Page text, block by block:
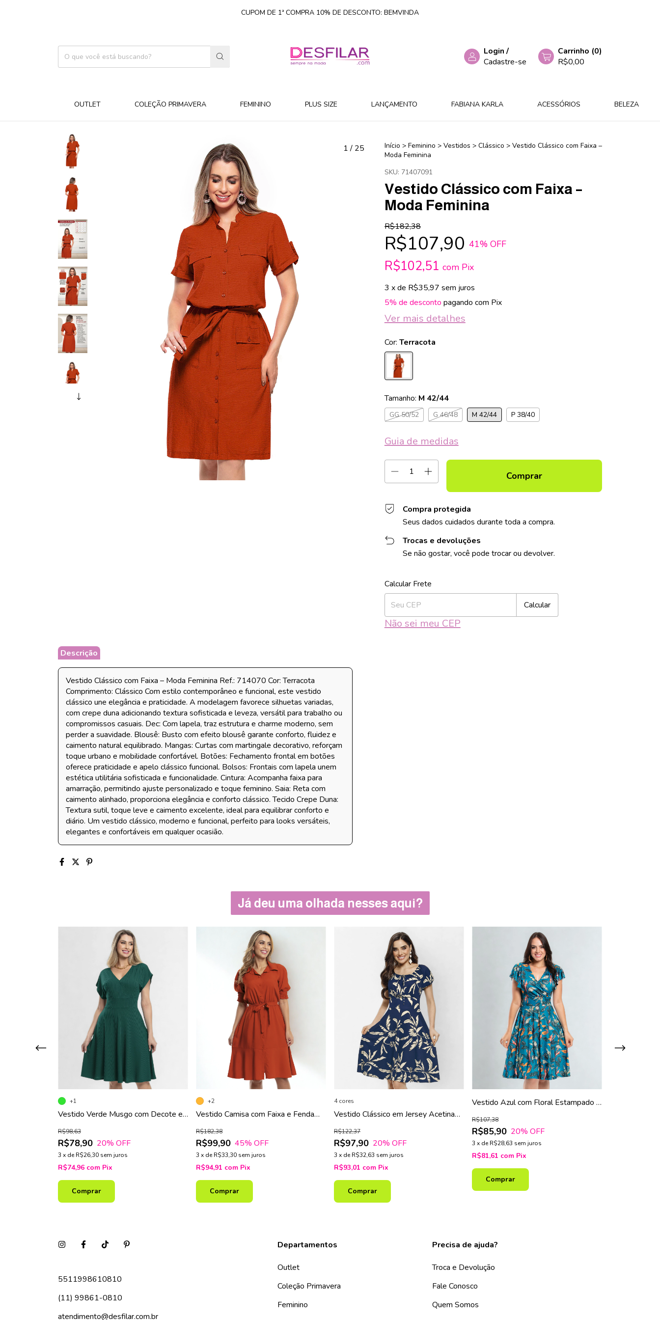
CUPOM DE 1ª COMPRA 10% DE DESCONTO: BEMVINDA
Login /
Cadastre-se
Carrinho (0)
R$0,00
OUTLET COLEÇÃO PRIMAVERA FEMININO PLUS SIZE LANÇAMENTO FABIANA KARLA ACESSÓRIOS BELEZA
1/ 25 Início > Feminino > Vestidos > Clássico > Vestido Clássico com Faixa –
Moda Feminina
SKU: 71407091
Vestido Clássico com Faixa –
Moda Feminina
R$182,38
R$107,90 41% OFF
R$102,51 com Pix
3 x de R$35,97 sem juros
5% de desconto pagando com Pix
Ver mais detalhes
Cor: Terracota
Tamanho: M 42/44
GG 50/52 G 46/48 M 42/44 P 38/40
Guia de medidas
Compra protegida
Seus dados cuidados durante toda a compra.
Trocas e devoluções
Se não gostar, você pode trocar ou devolver.
Entregas para o CEP:
Calcular
Não sei meu CEP
Descrição
Vestido Clássico com Faixa – Moda Feminina Ref.: 714070 Cor: Terracota
Comprimento: Clássico Com estilo contemporâneo e funcional, este vestido
clássico une elegância e praticidade. A modelagem favorece silhuetas variadas,
com crepe duna adicionando textura sofisticada e leveza, versátil para trabalho ou
compromissos casuais. Dec: Com lapela, traz estrutura e charme moderno, sem
perder a suavidade. Blousê: Busto com efeito blousê garante conforto, fluidez e
caimento natural equilibrado. Mangas: Curtas com martingale decorativo, reforçam
toque urbano e mobilidade confortável. Botões: Fechamento frontal em botões
oferece praticidade e apelo clássico funcional. Bolsos: Frontais com lapela unem
estética utilitária sofisticada e funcionalidade. Cintura: Acompanha faixa para
amarração, permitindo ajuste personalizado e toque feminino. Saia: Reta com
caimento alinhado, proporciona elegância e conforto clássico. Tecido Crepe Duna:
Textura sutil, toque leve e caimento excelente, ideal para equilibrar conforto e
diário. Um vestido clássico, moderno e funcional, perfeito para looks versáteis,
elegantes e confortáveis em qualquer ocasião.
Já deu uma olhada nesses aqui?
Vestido Verde Musgo com Decote e
R$78,90
R$98,63
20% OFF
3 x deR$26,30 sem juros
R$74,96 com Pix
+1
Comprar
Vestido Camisa com Faixa e Fenda
R$99,90
R$182,38
45% OFF
3 x deR$33,30 sem juros
R$94,91 com Pix
+2
Comprar
Vestido Clássico em Jersey Acetinado
R$97,90
R$122,37
20% OFF
3 x deR$32,63 sem juros
R$93,01 com Pix
4 cores
Comprar
Vestido Azul com Floral Estampado e
R$85,90
R$107,38
20% OFF
3 x deR$28,63 sem juros
R$81,61 com Pix
Comprar
5511998610810
(11) 99861-0810
atendimento@desfilar.com.br
Departamentos
Outlet
Coleção Primavera
Feminino
Precisa de ajuda?
Troca e Devolução
Fale Conosco
Quem Somos